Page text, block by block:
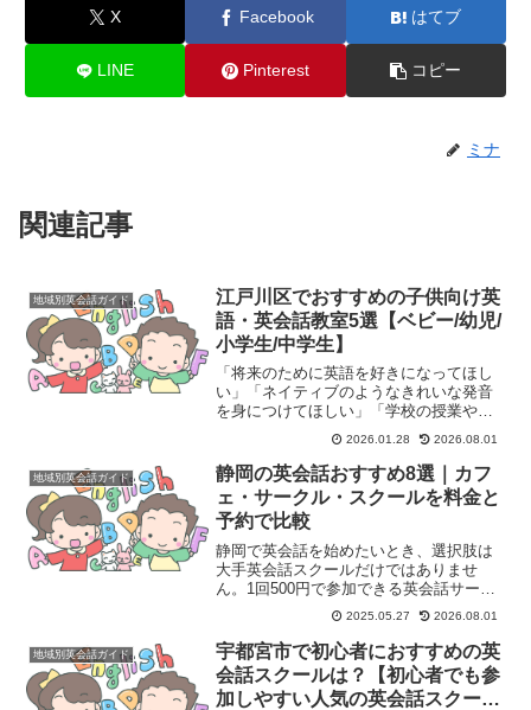
X Facebook はてブ
LINE Pinterest コピー
ミナ
関連記事
地域別英会話ガイド
江戸川区でおすすめの子供向け英
語・英会話教室5選【ベビー/幼児/
小学生/中学生】
「将来のために英語を好きになってほし
い」「ネイティブのようなきれいな発音
を身につけてほしい」「学校の授業や英
検に自信を持って取り組んでほしい」 そ
んな親子の願望を、楽しみながら着実に
叶えるのが子供向け英語・英会話教室で
す。 東京都江戸川区エ...
2026.01.28 2026.08.01
地域別英会話ガイド
静岡の英会話おすすめ8選｜カフ
ェ・サークル・スクールを料金と
予約で比較
静岡で英会話を始めたいとき、選択肢は
大手英会話スクールだけではありませ
ん。1回500円で参加できる英会話サーク
ル、ドリンク付きで話せる英会話カフ
ェ、国際交流サロン、県の公的な外国語
講座まで、静岡市・浜松市を中心に複数
のタイプが動いています。...
2025.05.27 2026.08.01
地域別英会話ガイド
宇都宮市で初心者におすすめの英
会話スクールは？【初心者でも参
加しやすい人気の英会話スクール